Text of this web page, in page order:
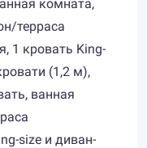
комната,
терраса
1 кровать King-
(1,2 м),
ванная
size и диван-